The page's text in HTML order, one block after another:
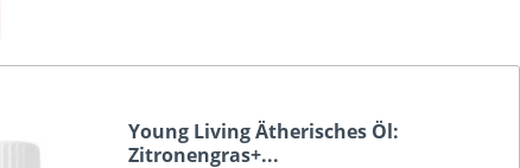
Young Living Ätherisches Öl:
Zitronengras+...